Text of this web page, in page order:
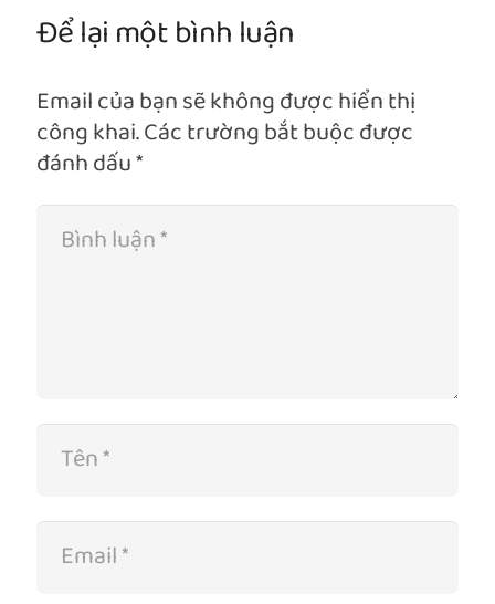
Để lại một bình luận
Email của bạn sẽ không được hiển thị
công khai.Các trường bắt buộc được
đánh dấu*